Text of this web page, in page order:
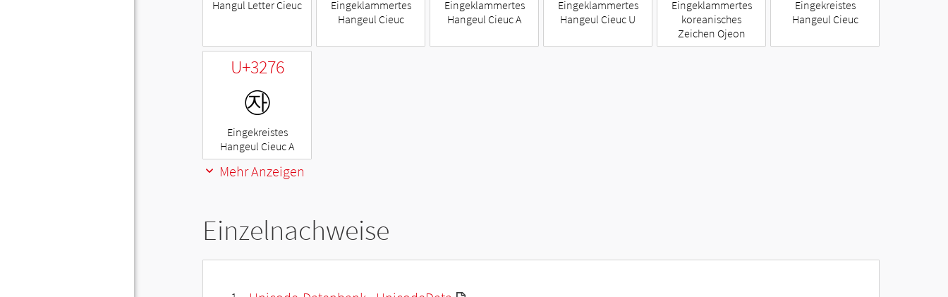
Hangul Letter Cieuc
Eingeklammertes
Hangeul Cieuc
Eingeklammertes
Hangeul Cieuc A
Eingeklammertes
Hangeul Cieuc U
Eingeklammertes
koreanisches
Zeichen Ojeon
Eingekreistes
Hangeul Cieuc
U+3276
㉶
Eingekreistes
Hangeul Cieuc A
Mehr Anzeigen
Einzelnachweise